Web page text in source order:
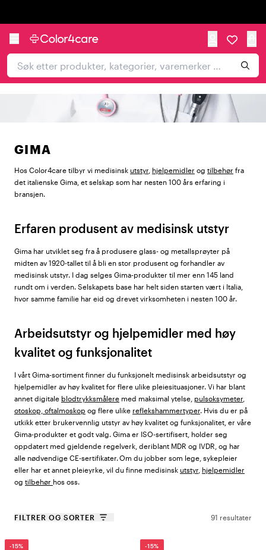
GIMA
Hos Color4care tilbyr vi medisinsk utstyr hjelpemidler og tilbehør fra
det italienske Gima, et selskap som har nesten 100 års erfaring i
bransjen.
Erfaren produsent av medisinsk utstyr
Gima har utviklet seg fra å produsere glass- og metallsprøyter på
midten av 1920-tallet til å bli en stor produsent og forhandler av
medisinsk utstyr. I dag selges Gima-produkter til mer enn 145 land
rundt om i verden. Selskapets base har helt siden starten vært i Italia,
hvor samme familie har eid og drevet virksomheten i nesten 100 år.
Arbeidsutstyr og hjelpemidler med høy
kvalitet og funksjonalitet
I vårt Gima-sortiment finner du funksjonelt medisinsk arbeidsutstyr og
hjelpemidler av høy kvalitet for flere ulike pleiesituasjoner. Vi har blant
annet digitale blodtrykksmålere med maksimal ytelse, pulsoksymeter
otoskop, oftalmoskop og flere ulike reflekshammertyper. Hvis du er på
utkikk etter brukervennlig utstyr av høy kvalitet og funksjonalitet, er våre
Gima-produkter et godt valg. Gima er ISO-sertifisert, holder seg
oppdatert med gjeldende regelverk, deriblant MDR og IVDR, og har
alle nødvendige CE-sertifikater. Om du jobber som lege, sykepleier
eller har et annet pleieyrke, vil du finne medisinsk utstyr hjelpemidler
og tilbehør hos oss.
FILTRER OG SORTER 91 resultater
-15% -15%